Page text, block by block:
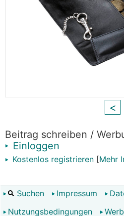
<
Beitrag schreiben /
Einloggen
Kostenlos registrieren [Mehr
Suchen Impressum
Nutzungsbedingungen